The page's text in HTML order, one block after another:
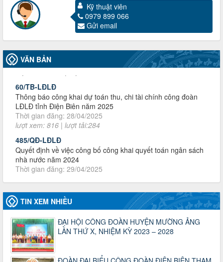
Kỹ thuật viên
0979 899 066
Gửi email
VĂN BẢN
3716/TLD-TC
Công văn hướng dẫn công tác quả lý tài chính, tài sản công
đoàn khi đơn vị sát nhập, chấm dứt hoạt động
Thời gian đăng: 13/04/2025
lượt xem: 2003 | lượt tải:719
60/TB-LĐLĐ
Thông báo công khai dự toán thu, chi tài chính công đoàn
LĐLĐ tỉnh Điện Biên năm 2025
Thời gian đăng: 28/04/2025
lượt xem: 816 | lượt tải:284
485/QĐ-LĐLĐ
Quyết định về việc công bố công khai quyết toán ngân sách
nhà nước năm 2024
Thời gian đăng: 29/04/2025
lượt xem: 915 | lượt tải:253
2930/TLĐ-TC
Công văn số 2930/TLĐ-TC, ngày 31/12/2024 của Tổng
LĐLĐ Việt Nam về việc quy định tỷ lệ phân phối tự động
KPCĐ 2% qua tài khoản Công đoàn Việt Nam về các cấp
Công đoàn năm 2025
Thời gian đăng: 06/01/2025
lượt xem: 1066 | lượt tải:437
47-TTCĐ/BTGTU
Thông tin chuyên đề: Một số nôi dung về sắp xếp tổ chức bộ
TIN XEM NHIỀU
ĐẠI HỘI CÔNG ĐOÀN HUYỆN MƯỜNG ẢNG
LẦN THỨ X, NHIỆM KỲ 2023 – 2028